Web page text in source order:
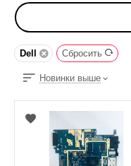
Dell Сбросить
Новинки выше